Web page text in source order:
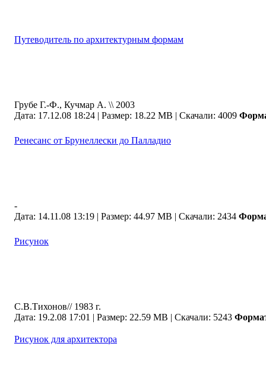
Путеводитель по архитектурным формам
Грубе Г.-Ф., Кучмар А. \\ 2003
Дата: 17.12.08 18:24 | Размер: 18.22 MB | Скачали: 4009
Ренесанс от Брунеллески до Палладио
-
Дата: 14.11.08 13:19 | Размер: 44.97 MB | Скачали: 2434
Рисунок
С.В.Тихонов// 1983 г.
Дата: 19.2.08 17:01 | Размер: 22.59 MB | Скачали: 5243
Рисунок для архитектора